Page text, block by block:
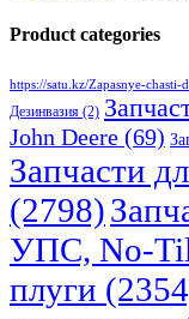
Product categories
https://satu.kz/Zapasnye-
Дезинвазия (2)
John Deere (69)
Запчасти
(2798)
УПС, No-
плуги